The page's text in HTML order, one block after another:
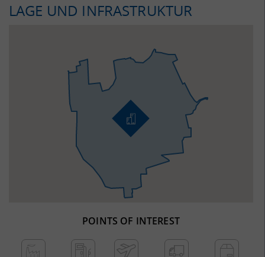
LAGE UND INFRASTRUKTUR
POINTS OF INTEREST